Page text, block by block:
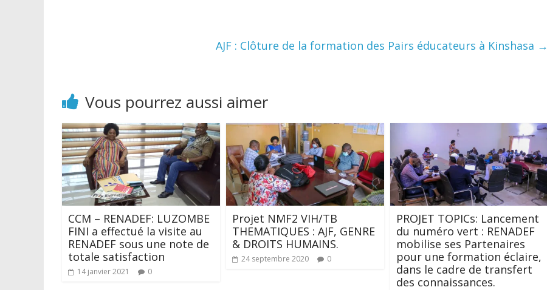
AJF : Clôture de la formation des Pairs éducateurs à Kinshasa →
Vous pourrez aussi aimer
CCM – RENADEF: LUZOMBE
FINI a effectué la visite au
RENADEF sous une note de
totale satisfaction
14 janvier 2021 0
Projet NMF2 VIH/TB
THEMATIQUES : AJF, GENRE
& DROITS HUMAINS.
24 septembre 2020 0
PROJET TOPICs: Lancement
du numéro vert : RENADEF
mobilise ses Partenaires
pour une formation éclaire,
dans le cadre de transfert
des connaissances.